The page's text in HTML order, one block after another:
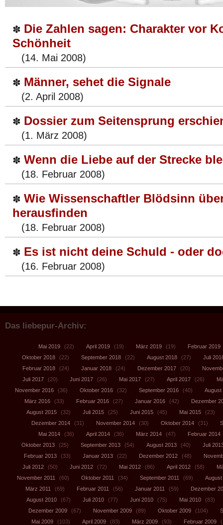
✽ Die Zahlen sagen: Charakter vor
Schönheit
(14. Mai 2008)
✽ Männer, sehet die Signale
(2. April 2008)
✽ Dossier zum Seitensprung
(1. März 2008)
✽ Wenn die Liebe auf der Strecke
(18. Februar 2008)
✽ Wie Wissenschaftler Blödsinn
herausfinden
(18. Februar 2008)
✽ Es ist nicht deine Schuld - oder
(16. Februar 2008)
Das liebepur-Archiv:
Mai 2019 (22) April 2019 (19) März 2019 (19) Februar 2019
Oktober 2018
(22) September 2018 (22) August 2018 (27)
Juli
Februar 2018
(24) Januar 2018 (24) Dezember 2017 (20)
Juli 2017
(20) Juni 2017 (26) Mai 2017 (27) April 2017 (26)
November 2016
(36) Oktober 2016 (32) September 2016 (40)
August
März 2016
(33) Februar 2016 (27) Januar 2016 (42)
Dezember
August 2015
(32) Juli 2015 (25) Juni 2015 (45) Mai 2015
(23)
Dezember 2014
(31) November 2014 (30) Oktober 2014 (31)
Mai 2014
(36) April 2014 (36) März 2014 (47) Februar 2014
Oktober 2013
(25) September 2013 (54) August 2013 (40)
Juli
Februar 2013
(33) Januar 2013 (22) Dezember 2012 (48)
Juli 2012
(50) Juni 2012 (72) Mai 2012 (86) April 2012 (58)
November 2011
(60) Oktober 2011 (34) September 2011 (69)
August
März 2011
(69) Februar 2011 (56) Januar 2011 (59)
Dezember
August 2010
(67) Juli 2010 (77) Juni 2010 (75) Mai 2010
(83)
Dezember 2009
(67) November 2009 (89) Oktober 2009 (104)
Mai 2009
(103) April 2009 (83) März 2009 (93) Februar 2009